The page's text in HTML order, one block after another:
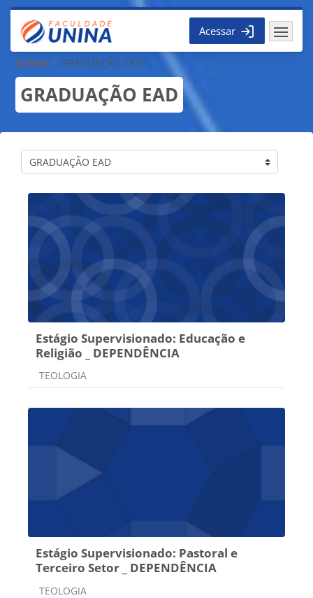
Ir para o conteúdo principal
Acessar
Cursos GRADUAÇÃO EAD
GRADUAÇÃO EAD
Categorias de Cursos
Estágio Supervisionado: Educação e
Religião _ DEPENDÊNCIA
Categoria do curso
TEOLOGIA
Estágio Supervisionado: Pastoral e
Terceiro Setor _ DEPENDÊNCIA
Categoria do curso
TEOLOGIA